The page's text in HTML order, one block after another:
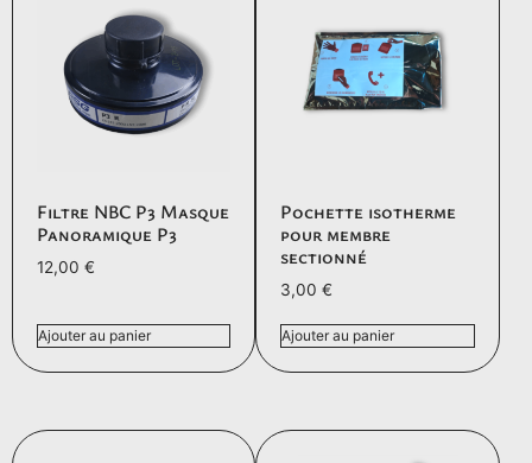
Filtre NBC P3 Masque
Panoramique P3
12,00 €
Ajouter au panier
Pochette isotherme
pour membre
sectionné
3,00€
Ajouter au panier